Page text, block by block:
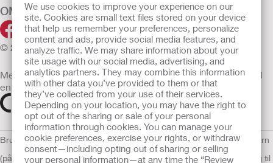
We use cookies to improve your experience on our
site. Cookies are small text files stored on your device
that help us remember your preferences, personalize
content and ads, provide social media features, and
analyze traffic. We may share information about your
site usage with our social media, advertising, and
analytics partners. They may combine this information
with other data you’ve provided to them or that
they’ve collected from your use of their services.
Depending on your location, you may have the right to
opt out of the sharing or sale of your personal
information through cookies. You can manage your
cookie preferences, exercise your rights, or withdraw
consent—including opting out of sharing or selling
your personal information—at any time the “Review
OM OSS
© 2026 Hollister Incorporated
Medisinsk utstyr som selges i EU er etter behov merket med
en av følgende symboler
BruksvilkårRetningslinjer for personvernRetningslinjer for personvern
(på engelsk)Informasjonskapsler Åpenhetslov Erklæring EU Varsling til